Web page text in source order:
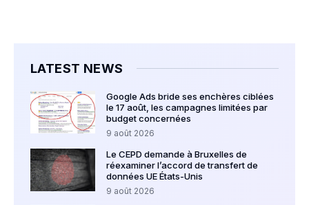
LATEST NEWS
Google Ads bride ses enchères ciblées
le 17 août, les campagnes limitées par
budget concernées
9 août 2026
Le CEPD demande à Bruxelles de
réexaminer l’accord de transfert de
données UE États-Unis
9 août 2026